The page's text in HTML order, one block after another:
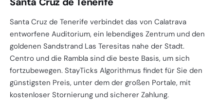
Santa Cruz de Tenerife verbindet das von Calatrava
entworfene Auditorium, ein lebendiges Zentrum und den
goldenen Sandstrand Las Teresitas nahe der Stadt.
Centro und die Rambla sind die beste Basis, um sich
fortzubewegen. StayTicks Algorithmus findet für Sie den
günstigsten Preis, unter dem der großen Portale, mit
kostenloser Stornierung und sicherer Zahlung.